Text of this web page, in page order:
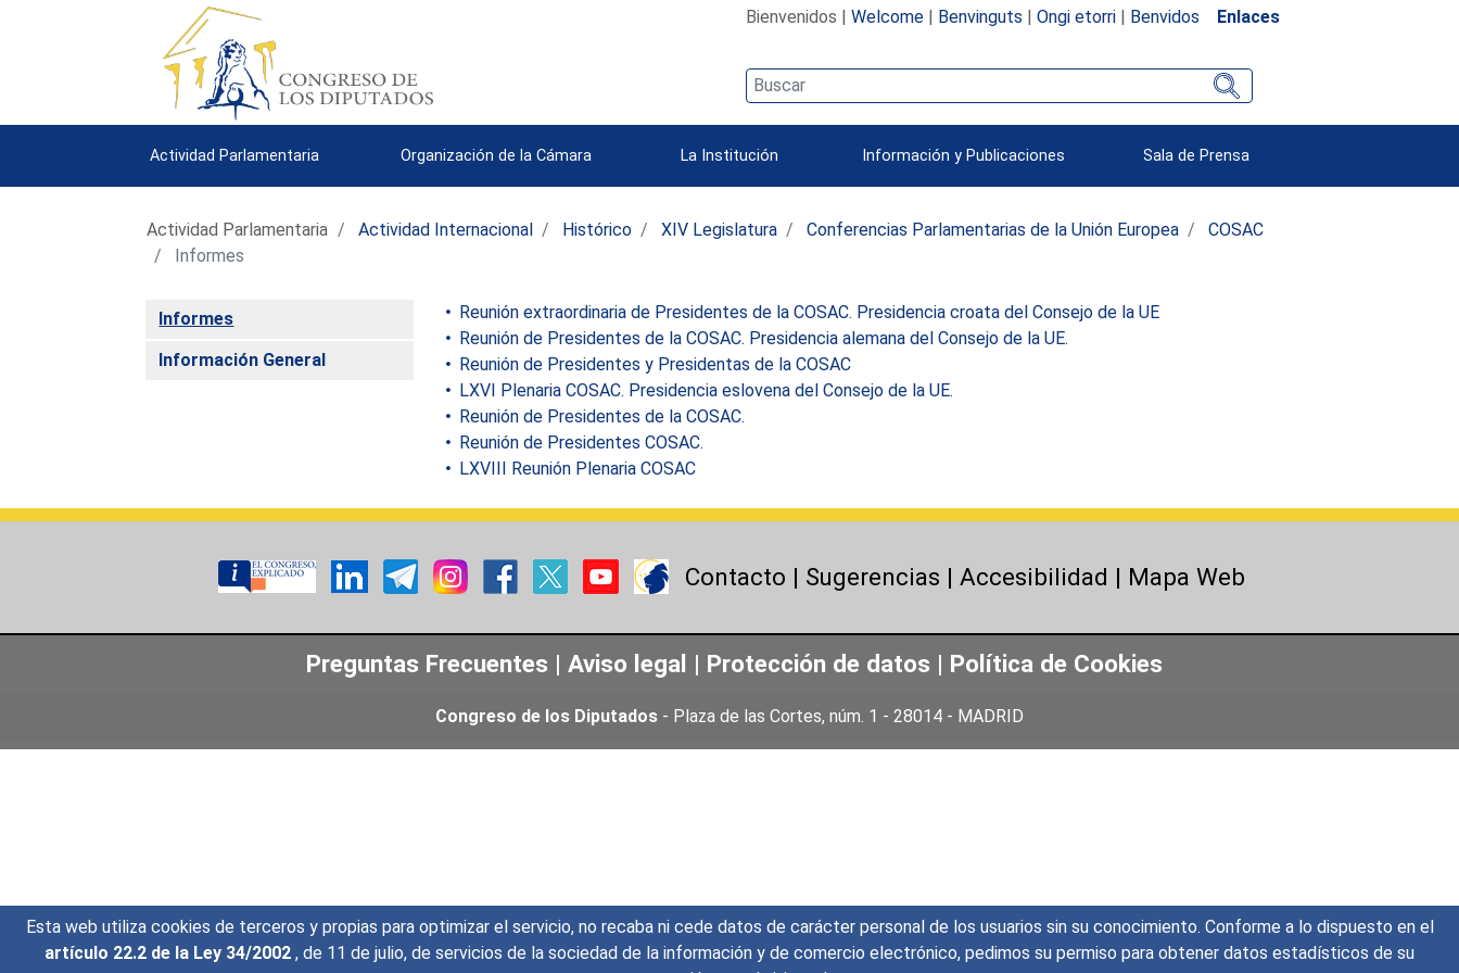
Esta web utiliza cookies de terceros y propias para optimizar el servicio, no recaba ni cede datos de carácter personal de los usuarios sin su conocimiento. Conforme a lo dispuesto en el
artículo 22.2 de la Ley 34/2002 , de 11 de julio, de servicios de la sociedad de la información y de comercio electrónico, pedimos su permiso para obtener datos estadísticos de su
Bienvenidos | Welcome| Benvinguts | Ongi etorri| Benvidos Enlaces
Actividad Parlamentaria Organización de la Cámara La Institución Información y Publicaciones Sala de Prensa
Actividad Parlamentaria Actividad Internacional Histórico XIV Legislatura Conferencias Parlamentarias de la Unión Europea
COSAC
Informes
Informes
Información General
Reunión extraordinaria de Presidentes de la COSAC. Presidencia croata del Consejo de la UE
Reunión de Presidentes de la COSAC. Presidencia alemana del Consejo de la UE.
Reunión de Presidentes y Presidentas de la COSAC
LXVI Plenaria COSAC. Presidencia eslovena del Consejo de la UE.
Reunión de Presidentes de la COSAC.
Reunión de Presidentes COSAC.
LXVIII Reunión Plenaria COSAC
Contacto | Sugerencias | Accesibilidad | Mapa Web
Preguntas Frecuentes | Aviso legal | Protección de datos | Política de Cookies
Congreso de los Diputados- Plaza de las Cortes, núm. 1 - 28014 - MADRID